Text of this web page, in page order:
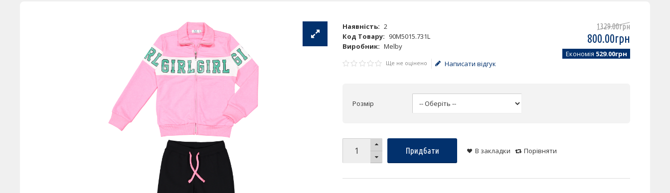
Наявність: 2
Код Товару: 90M5015.731L
Виробник: Melby
1329.00грн
800.00грн
Економія 529.00грн
Ще не оцінено Написати відгук
Розмір
Придбати В закладки Порівняти